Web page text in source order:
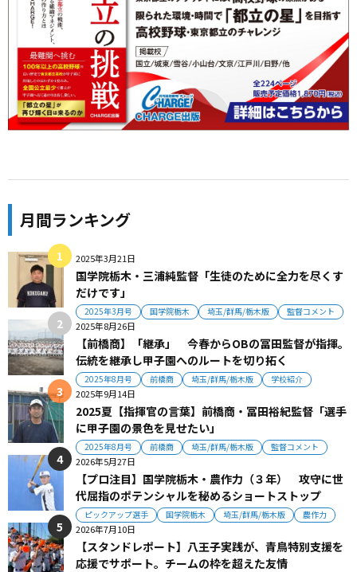
月間ランキング
2025年3月21日
国学院栃木・三浦純監督「生徒のために全力を尽くす
だけです」
2025年3月号 国学院栃木 埼玉/群馬/栃木版 監督コメント
2025年8月26日
【前橋商】「継承」 今春からOBの冨田監督が指揮。
伝統を継承し甲子園へのルートを切り拓く
2025年8月号 前橋商 埼玉/群馬/栃木版 学校紹介
2025年9月14日
2025夏【指揮官の言葉】前橋商・冨田裕紀監督「選手
に甲子園の景色を見せたい」
2025年8月号 前橋商 埼玉/群馬/栃木版 監督コメント
2026年5月27日
【プロ注目】国学院栃木・農作力（３年） 攻守に世
代屈指のポテンシャルを秘めるショートストップ
ピックアップ選手 国学院栃木 埼玉/群馬/栃木版 農作力
2026年7月10日
【スタンドレポート】八王子実践が、青鳥特別支援を
応援でサポート。チームの枠を超えた友情